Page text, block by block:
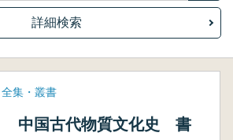
詳細検索
全集・叢書
中国古代物質文化史 書